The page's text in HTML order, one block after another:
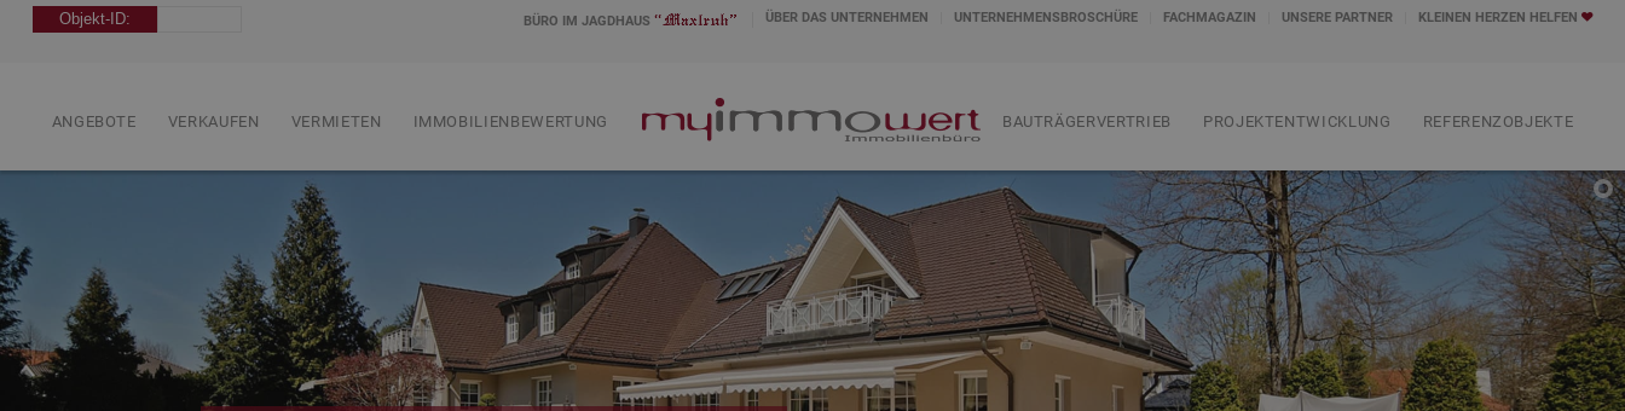
BÜRO IM JAGDHAUS ÜBER DAS UNTERNEHMEN UNTERNEHMENSBROSCHÜRE FACHMAGAZIN UNSERE PARTNER KLEINEN HERZEN HELFEN
ANGEBOTE VERKAUFEN VERMIETEN IMMOBILIENBEWERTUNG BAUTRÄGERVERTRIEB PROJEKTENTWICKLUNG REFERENZOBJEKTE